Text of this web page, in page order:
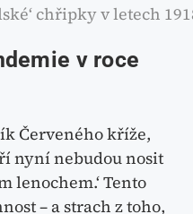
chřipky v letech
v roce
Červeného kříže,
nyní nebudou nosit
lenochem.‘ Tento
– a strach z toho,